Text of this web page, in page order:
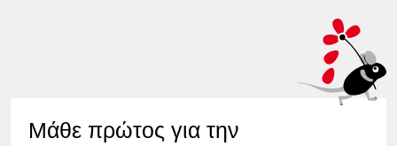
Μάθε πρώτος για την